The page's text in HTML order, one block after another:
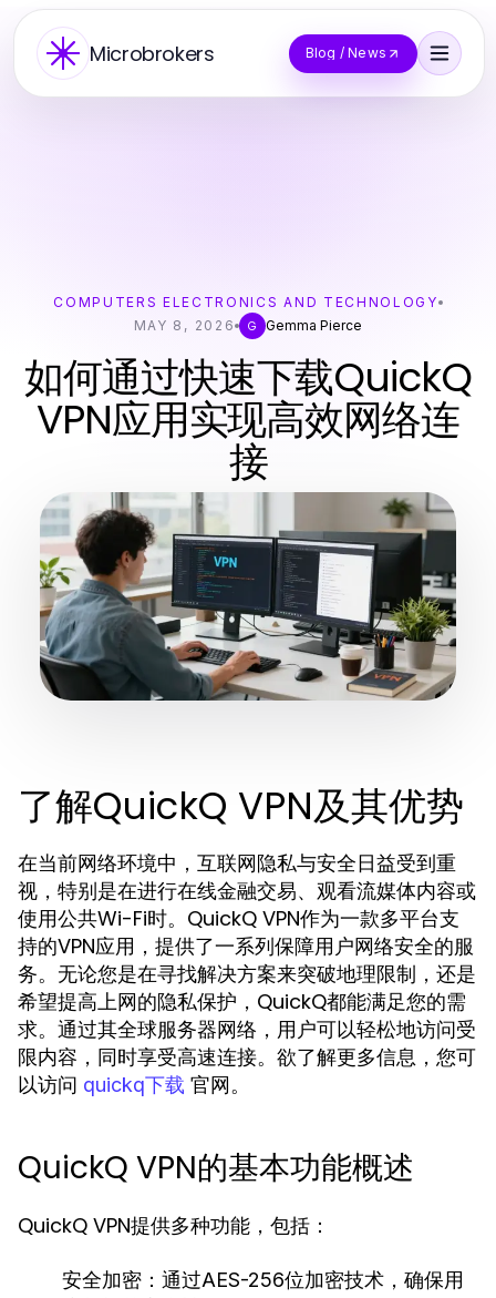
Microbrokers Blog / News
COMPUTERS ELECTRONICS AND TECHNOLOGY
MAY 8, 2026
G Gemma Pierce
如何通过快速下载QuickQ
VPN应用实现高效网络连
接
了解QuickQ VPN及其优势
在当前网络环境中，互联网隐私与安全日益受到重
视，特别是在进行在线金融交易、观看流媒体内容或
使用公共Wi-Fi时。QuickQ VPN作为一款多平台支
持的VPN应用，提供了一系列保障用户网络安全的服
务。无论您是在寻找解决方案来突破地理限制，还是
希望提高上网的隐私保护，QuickQ都能满足您的需
求。通过其全球服务器网络，用户可以轻松地访问受
限内容，同时享受高速连接。欲了解更多信息，您可
以访问 quickq下载 官网。
QuickQ VPN的基本功能概述
QuickQ VPN提供多种功能，包括：
安全加密： 通过AES-256位加密技术，确保用